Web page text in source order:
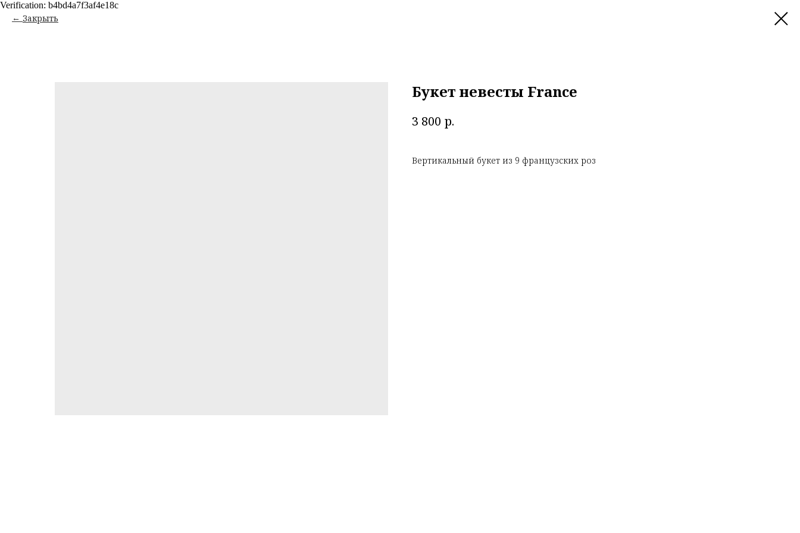
Verification: b4bd4a7f3af4e18c
Закрыть
Букет невесты France
3 800 р.
Вертикальный букет из 9 французских роз